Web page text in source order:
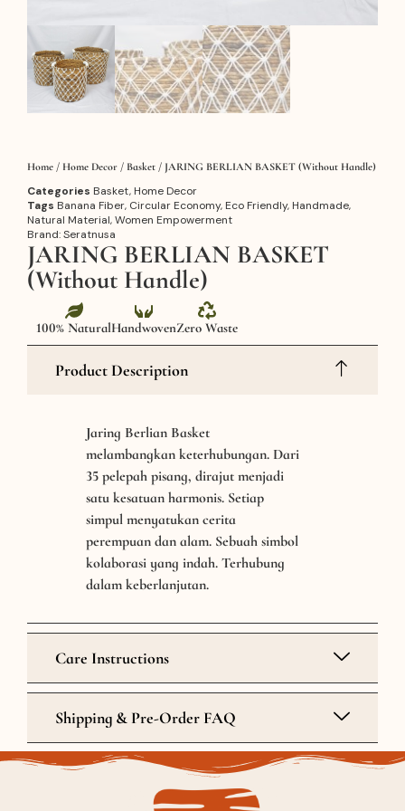
Home / Home Decor / Basket / JARING BERLIAN BASKET (Without Handle)
Categories Basket, Home Decor
Tags Banana Fiber, Circular Economy, Eco Friendly, Handmade,
Natural Material,Women Empowerment
Brand:Seratnusa
JARING BERLIAN BASKET
(Without Handle)
100% NaturalHandwovenZero Waste
Product Description
Jaring Berlian Basket
melambangkan keterhubungan. Dari
35 pelepah pisang, dirajut menjadi
satu kesatuan harmonis. Setiap
simpul menyatukan cerita
perempuan dan alam. Sebuah simbol
kolaborasi yang indah. Terhubung
dalam keberlanjutan.
Care Instructions
Shipping & Pre-Order FAQ